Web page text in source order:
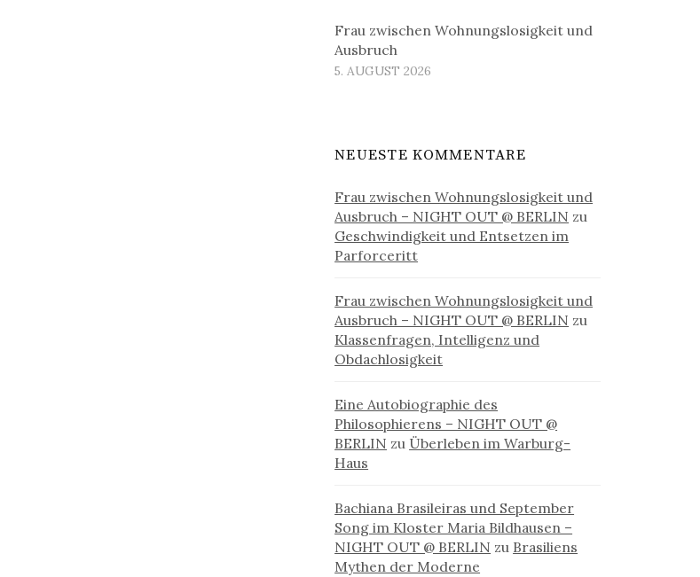
Frau zwischen Wohnungslosigkeit und
Ausbruch
5. AUGUST 2026
NEUESTE KOMMENTARE
Frau zwischen Wohnungslosigkeit und
Ausbruch – NIGHT OUT @ BERLIN zu
Geschwindigkeit und Entsetzen im
Parforceritt
Frau zwischen Wohnungslosigkeit und
Ausbruch – NIGHT OUT @ BERLIN zu
Klassenfragen, Intelligenz und
Obdachlosigkeit
Eine Autobiographie des
Philosophierens – NIGHT OUT @
BERLIN zu Überleben im Warburg-
Haus
Bachiana Brasileiras und September
Song im Kloster Maria Bildhausen –
NIGHT OUT @ BERLIN zu Brasiliens
Mythen der Moderne